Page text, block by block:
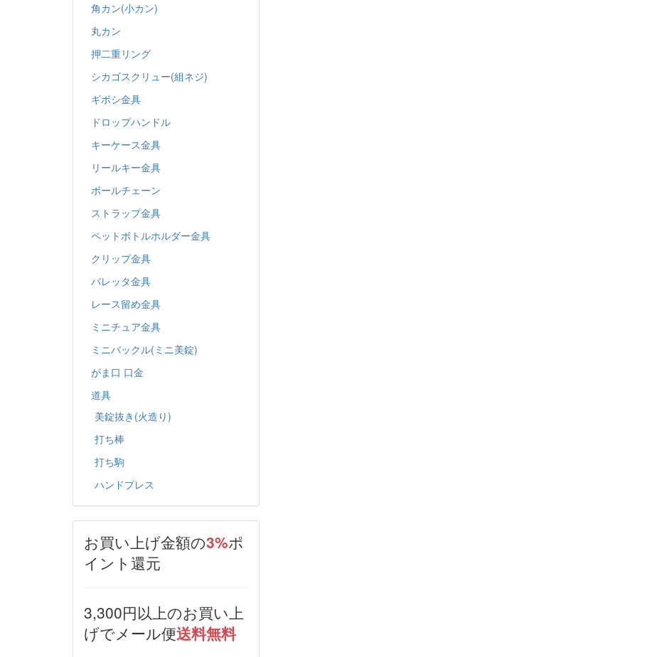
角カン(小カン)
丸カン
押二重リング
シカゴスクリュー(組ネジ)
ギボシ金具
ドロップハンドル
キーケース金具
リールキー金具
ボールチェーン
ストラップ金具
ペットボトルホルダー金具
クリップ金具
バレッタ金具
レース留め金具
ミニチュア金具
ミニバックル(ミニ美錠)
がま口 口金
道具
美錠抜き(火造り)
打ち棒
打ち駒
ハンドプレス
お買い上げ金額の3%ポ
イント還元
3,300円以上のお買い上
げでメール便送料無料